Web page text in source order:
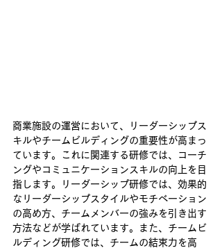
商業施設の運営において、リーダーシップス
キルやチームビルディングの重要性が高まっ
ています。これに関連する研修では、コーチ
ングやコミュニケーションスキルの向上を目
指します。リーダーシップ研修では、効果的
なリーダーシップスタイルやモチベーション
の高め方、チームメンバーの強みを引き出す
方法などが学ばれています。また、チームビ
ルディング研修では、チームの結束力を高